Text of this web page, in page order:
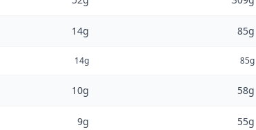
14g 85g
14g 85g
10g 58g
9g 55g